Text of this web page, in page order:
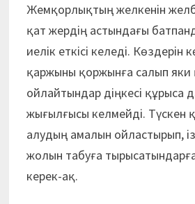
Жемқорлықтың желкенін
қат жердің астындағы
иелік еткісі келеді. Көздерін
қаржыны қоржынға салып яки
ойлайтындар діңкесі құрыса
жығылғысы келмейді. Түскен
алудың амалын ойластырып,
жолын табуға
керек-ақ.